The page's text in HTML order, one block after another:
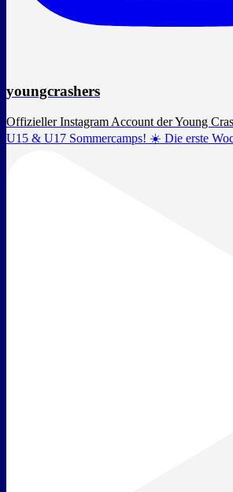
youngcrashers
Offizieller Instagram Account der Young
U15 & U17 Sommercamps! ☀️ Die erste